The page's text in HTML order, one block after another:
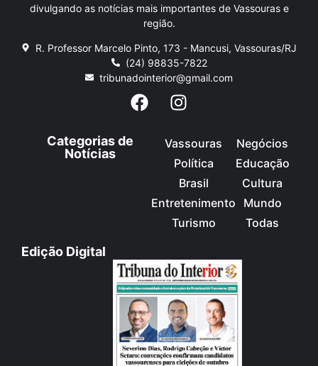
divulgando as notícias mais importantes de Vassouras e
região.
R. Professor Marcelo Pinto, 173 - Mancusi, Vassouras/RJ
(24) 98835-7822
tribunadointerior@gmail.com
Categorias de
Notícias
Vassouras
Política
Brasil
Entretenimento
Turismo
Negócios
Educação
Cultura
Mundo
Todas
Edição Digital